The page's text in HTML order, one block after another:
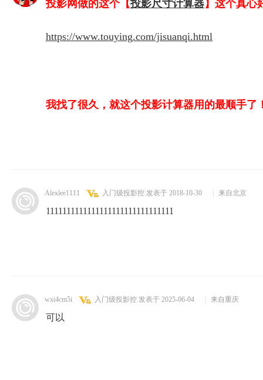
投影网做的这个【投影尺寸计算器】这个真心
https://www.touying.com/jisuanqi.html
我找了很久，就这个投影计算器用的最顺手了
Alexlee1111 入门级投影控 发表于 2018-10-30 来自北京
1111111111111111111111111111111
wxi4cm5i 入门级投影控 发表于 2025-06-04 来自重庆
可以